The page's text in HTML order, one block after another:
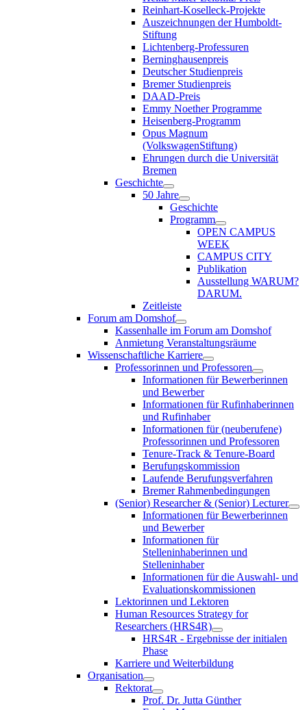
Reinhart-Koselleck-Projekte
Auszeichnungen der Humboldt-
Stiftung
Lichtenberg-Professuren
Berninghausenpreis
Deutscher Studienpreis
Bremer Studienpreis
DAAD-Preis
Emmy Noether Programme
Heisenberg-Programm
Opus Magnum
(VolkswagenStiftung)
Ehrungen durch die Universität
Bremen
Geschichte
50 Jahre
Geschichte
Programm
OPEN CAMPUS
WEEK
CAMPUS CITY
Publikation
Ausstellung WARUM?
DARUM.
Zeitleiste
Forum am Domshof
Kassenhalle im Forum am Domshof
Anmietung Veranstaltungsräume
Wissenschaftliche Karriere
Professorinnen und Professoren
Informationen für Bewerberinnen
und Bewerber
Informationen für Rufinhaberinnen
und Rufinhaber
Informationen für (neuberufene)
Professorinnen und Professoren
Tenure-Track & Tenure-Board
Berufungskommission
Laufende Berufungsverfahren
Bremer Rahmenbedingungen
(Senior) Researcher & (Senior) Lecturer
Informationen für Bewerberinnen
und Bewerber
Informationen für
Stelleninhaberinnen und
Stelleninhaber
Informationen für die Auswahl- und
Evaluationskommissionen
Lektorinnen und Lektoren
Human Resources Strategy for
Researchers (HRS4R)
HRS4R - Ergebnisse der initialen
Phase
Karriere und Weiterbildung
Organisation
Rektorat
Prof. Dr. Jutta Günther